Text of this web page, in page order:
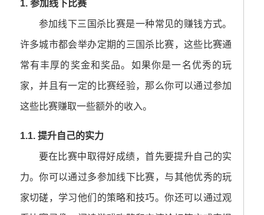
1. 参加线下比赛
参加线下三国杀比赛是一种常见的赚钱方式。
许多城市都会举办定期的三国杀比赛，这些比赛通
常有丰厚的奖金和奖品。如果你是一名优秀的玩
家，并且有一定的比赛经验，那么你可以通过参加
这些比赛赚取一些额外的收入。
1.1. 提升自己的实力
要在比赛中取得好成绩，首先要提升自己的实
力。你可以通过多参加线下比赛，与其他优秀的玩
家切磋，学习他们的策略和技巧。你还可以通过观